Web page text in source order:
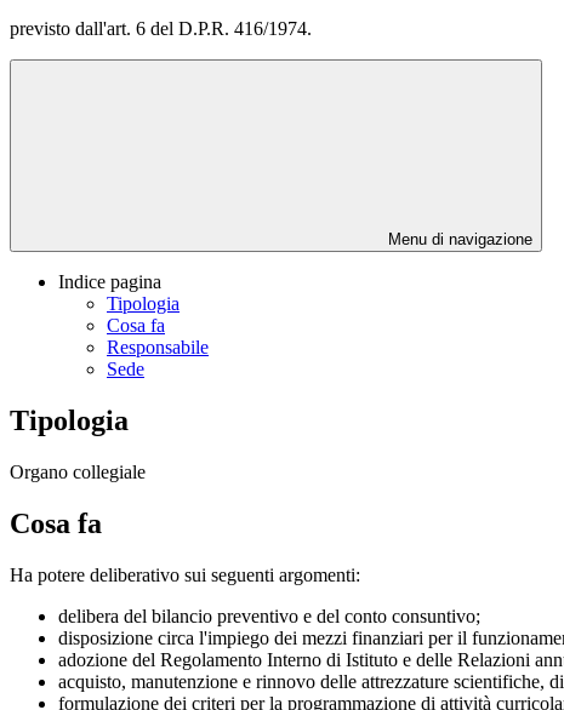
previsto dall'art. 6 del D.P.R. 416/1974.
Menu di navigazione
Indice pagina
Tipologia
Cosa fa
Responsabile
Sede
Tipologia
Organo collegiale
Cosa fa
Ha potere deliberativo sui seguenti argomenti:
delibera del bilancio preventivo e del conto consuntivo;
disposizione circa l'impiego dei mezzi finanziari per il
adozione del Regolamento Interno di Istituto e delle Relazioni
acquisto, manutenzione e rinnovo delle attrezzature scientifiche,
formulazione dei criteri per la programmazione di attività